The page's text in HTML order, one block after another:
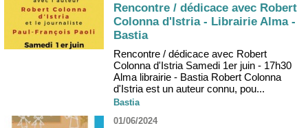
Rencontre / dédicace avec Robert
Colonna d'Istria - Librairie Alma -
Bastia
Rencontre / dédicace avec Robert
Colonna d'Istria Samedi 1er juin - 17h30
Alma librairie - Bastia Robert Colonna
d'Istria est un auteur connu, pou...
Bastia
01/06/2024